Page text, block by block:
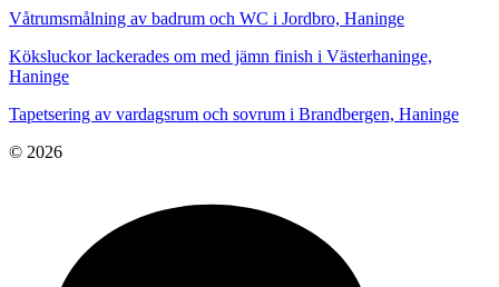
Våtrumsmålning av badrum och WC i Jordbro, Haninge
Köksluckor lackerades om med jämn finish i Västerhaninge,
Haninge
Tapetsering av vardagsrum och sovrum i Brandbergen, Haninge
© 2026